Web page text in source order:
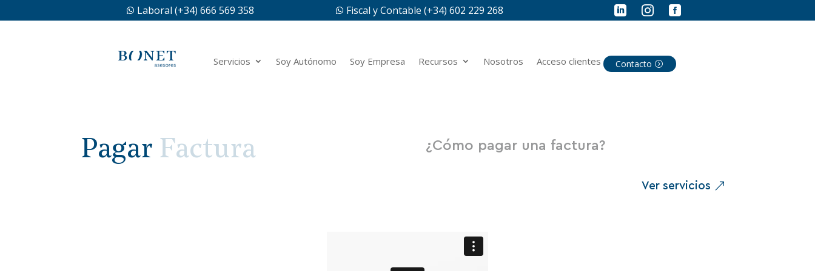
 Laboral (+34) 666 569 358  Fiscal y Contable (+34) 602 229 268   
Servicios Soy Autónomo Soy Empresa Recursos Nosotros Acceso clientes Contacto
Pagar Factura ¿Cómo pagar una factura?
Ver servicios